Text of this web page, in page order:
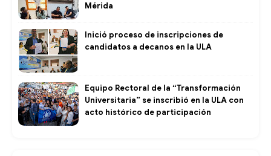
Mérida
Inició proceso de inscripciones de
candidatos a decanos en la ULA
Equipo Rectoral de la “Transformación
Universitaria” se inscribió en la ULA con
acto histórico de participación